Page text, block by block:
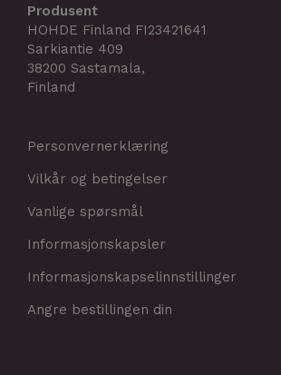
Produsent
HOHDE Finland FI23421641
Sarkiantie 409
38200 Sastamala,
Finland
Personvernerklæring
Vilkår og betingelser
Vanlige spørsmål
Informasjonskapsler
Informasjonskapselinnstillinger
Angre bestillingen din